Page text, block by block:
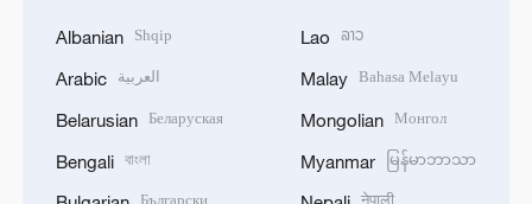
Albanian Shqip
Arabic العربية
Belarusian Беларуская
Bengali বাংলা
Lao ລາວ
Malay Bahasa Melayu
Mongolian Монгол
Myanmar မြန်မာဘာသာ